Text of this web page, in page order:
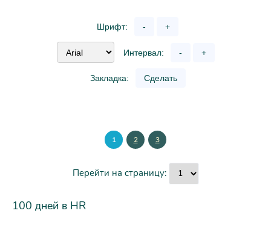
Шрифт: - +
Интервал: - +
Закладка: Сделать
1 2 3
Перейти на страницу:
100 дней в HR